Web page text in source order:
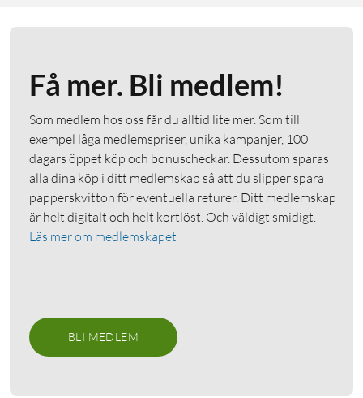
Få mer. Bli medlem!
Som medlem hos oss får du alltid lite mer. Som till
exempel låga medlemspriser, unika kampanjer, 100
dagars öppet köp och bonuscheckar. Dessutom sparas
alla dina köp i ditt medlemskap så att du slipper spara
papperskvitton för eventuella returer. Ditt medlemskap
är helt digitalt och helt kortlöst. Och väldigt smidigt.
Läs mer om medlemskapet
BLI MEDLEM